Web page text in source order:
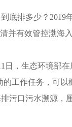
底排多少？ 2019
并有效管控渤海
日，生态环境部
的工作任务，可以
污口污水溯源，